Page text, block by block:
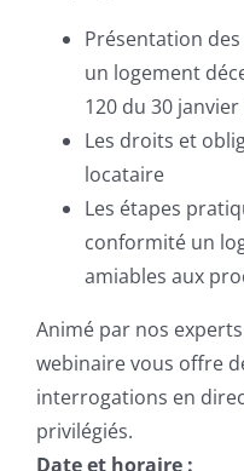
Présentation
un logement
120 du 30 janvier
Les droits et
locataire
Les étapes
conformité un
amiables aux
Animé par nos
webinaire vous offre
interrogations en
privilégiés.
Date et horaire :